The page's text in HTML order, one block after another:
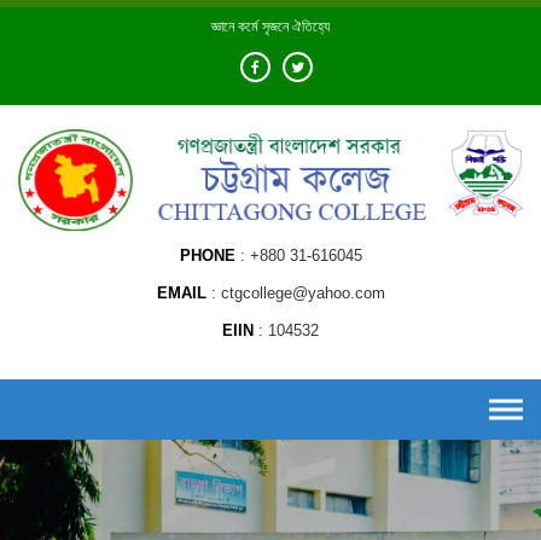
Skip
জ্ঞানে কর্মে সৃজনে ঐতিহ্যে
PHONE +880 31-616045
EMAIL ctgcollege@yahoo.com
EIIN 104532